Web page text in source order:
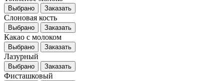
Выбрано Заказать
Слоновая кость
Выбрано Заказать
Какао с молоком
Выбрано Заказать
Лазурный
Выбрано Заказать
Фисташковый